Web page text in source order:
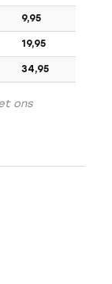
9,95
19,95
34,95
ons